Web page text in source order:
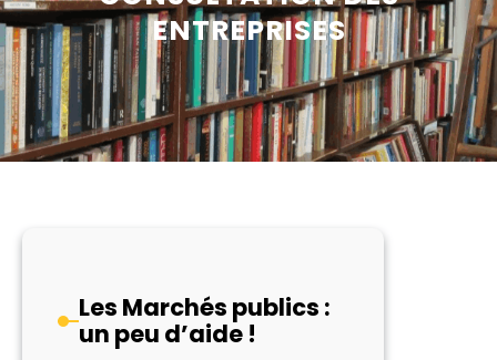
ENTREPRISES
Les Marchés publics :
un peu d’aide !